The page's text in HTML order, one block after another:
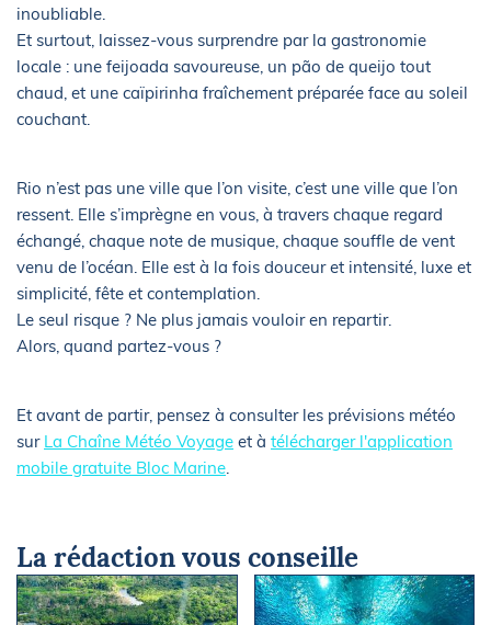
inoubliable.
Et surtout, laissez-vous surprendre par la gastronomie
locale : une feijoada savoureuse, un pão de queijo tout
chaud, et une caïpirinha fraîchement préparée face au soleil
couchant.
Rio n’est pas une ville que l’on visite, c’est une ville que l’on
ressent. Elle s’imprègne en vous, à travers chaque regard
échangé, chaque note de musique, chaque souffle de vent
venu de l’océan. Elle est à la fois douceur et intensité, luxe et
simplicité, fête et contemplation.
Le seul risque ? Ne plus jamais vouloir en repartir.
Alors, quand partez-vous ?
Et avant de partir, pensez à consulter les prévisions météo
sur La Chaîne Météo Voyage et à télécharger l'application
mobile gratuite Bloc Marine.
La rédaction vous conseille